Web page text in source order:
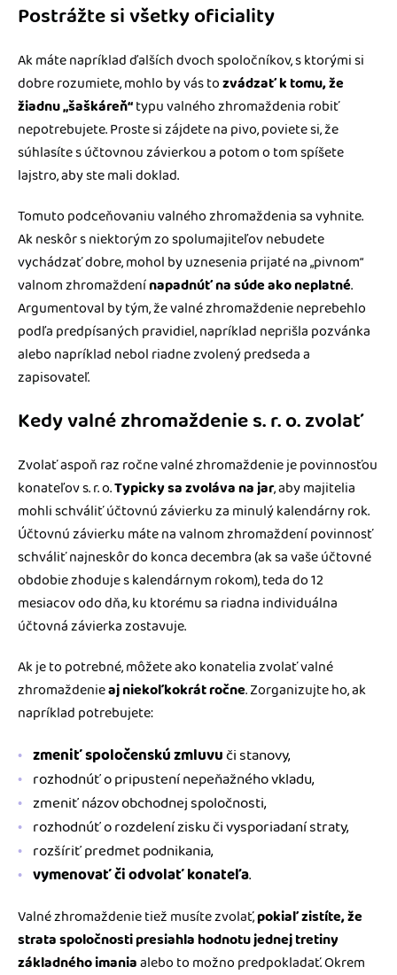
Postrážte si všetky oficiality
Ak máte napríklad ďalších dvoch spoločníkov, s ktorými si
dobre rozumiete, mohlo by vás tozvádzať k tomu, že
žiadnu „šaškáreň“typu valného zhromaždenia robiť
nepotrebujete. Proste si zájdete na pivo, poviete si, že
súhlasíte s účtovnou závierkou a potom o tom spíšete
lajstro, aby ste mali doklad.
Tomuto podceňovaniu valného zhromaždenia sa vyhnite.
Ak neskôr s niektorým zo spolumajiteľov nebudete
vychádzať dobre, mohol by uznesenia prijaté na „pivnom“
valnom zhromaždenínapadnúť na súde ako neplatné.
Argumentoval by tým, že valné zhromaždenie neprebehlo
podľa predpísaných pravidiel, napríklad neprišla pozvánka
alebo napríklad nebol riadne zvolený predseda a
zapisovateľ.
Kedy valné zhromaždenie s. r. o. zvolať
Zvolať aspoň raz ročne valné zhromaždenie je povinnosťou
konateľov s. r. o.Typicky sa zvoláva na jar, aby majitelia
mohli schváliť účtovnú závierku za minulý kalendárny rok.
Účtovnú závierku máte na valnom zhromaždení povinnosť
schváliť najneskôr do konca decembra (ak sa vaše účtovné
obdobie zhoduje s kalendárnym rokom), teda do 12
mesiacov odo dňa, ku ktorému sa riadna individuálna
účtovná závierka zostavuje.
Ak je to potrebné, môžete ako konatelia zvolať valné
zhromaždenieaj niekoľkokrát ročne. Zorganizujte ho, ak
napríklad potrebujete:
zmeniť spoločenskú zmluvuči stanovy,
rozhodnúť o pripustení nepeňažného vkladu,
zmeniť názov obchodnej spoločnosti,
rozhodnúť o rozdelení zisku či vysporiadaní straty,
rozšíriť predmet podnikania,
vymenovať či odvolať konateľa.
Valné zhromaždenie tiež musíte zvolať,pokiaľ zistíte, že
strata spoločnosti presiahla hodnotu jednej tretiny
základného imaniaalebo to možno predpokladať. Okrem